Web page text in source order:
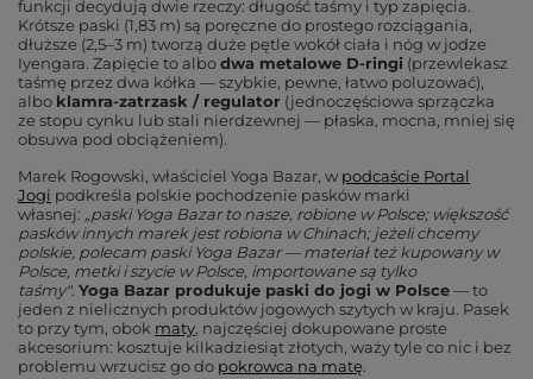
funkcji decydują dwie rzeczy: długość taśmy i typ zapięcia.
Krótsze paski (1,83 m) są poręczne do prostego rozciągania,
dłuższe (2,5–3 m) tworzą duże pętle wokół ciała i nóg w jodze
Iyengara. Zapięcie to albodwa metalowe D-ringi (przewlekasz
taśmę przez dwa kółka — szybkie, pewne, łatwo poluzować),
albo klamra-zatrzask / regulator (jednoczęściowa sprzączka
ze stopu cynku lub stali nierdzewnej — płaska, mocna, mniej się
obsuwa pod obciążeniem).
Marek Rogowski, właściciel Yoga Bazar, w podcaście Portal
Jogi podkreśla polskie pochodzenie pasków marki
własnej:
„paski Yoga Bazar to nasze, robione w Polsce; większość
pasków innych marek jest robiona w Chinach; jeżeli chcemy
polskie, polecam paski Yoga Bazar — materiał też kupowany w
Polsce, metki i szycie w Polsce, importowane są tylko
taśmy". Yoga Bazar produkuje paski do jogi w Polsce— to
jeden z nielicznych produktów jogowych szytych w kraju. Pasek
to przy tym, obok maty, najczęściej dokupowane proste
akcesorium: kosztuje kilkadziesiąt złotych, waży tyle co nic i bez
problemu wrzucisz go do pokrowca na matę.